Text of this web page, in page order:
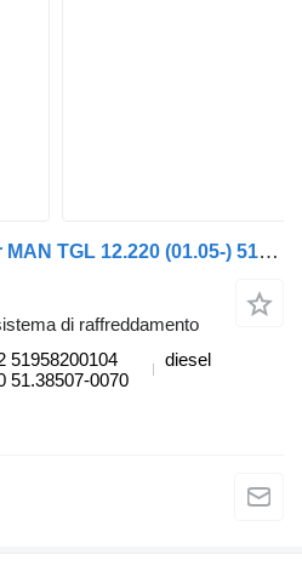
Coolant pump generator MAN TGL 12.220 (01.05-) 51385006122 per trattore stradale MAN TGL, TGM, TGS, TGX (2005-2021)
di raffreddamento
51958200104
51.38507-0070
diesel